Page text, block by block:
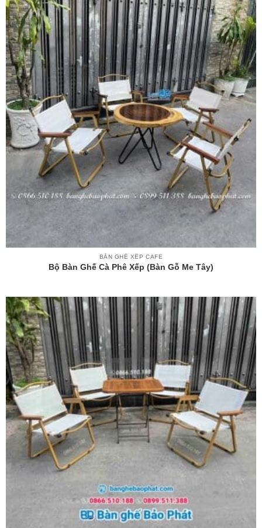
BÀN GHẾ XẾP CAFE
Bộ Bàn Ghế Cà Phê Xếp (bàn Gỗ Me Tây)